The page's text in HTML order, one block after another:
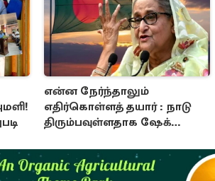
என்ன நேர்ந்தாலும்
எதிர்கொள்ளத் தயார் : நாடு
திரும்பவுள்ளதாக ஷேக்